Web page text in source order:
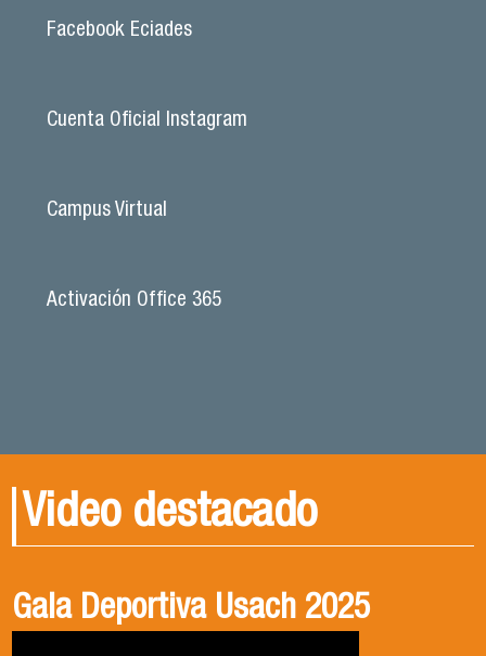
Facebook Eciades
Cuenta Oficial Instagram
Campus Virtual
Activación Office 365
Video destacado
Gala Deportiva Usach 2025
Usach en el Territorio, capítulo 2
Candidatura Director de Escuela